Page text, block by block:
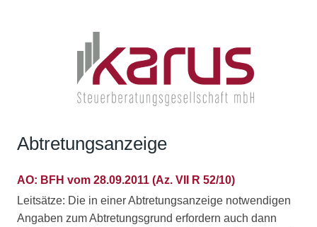
Abtretungsanzeige
AO: BFH vom 28.09.2011 (Az. VII R 52/10)
Leitsätze: Die in einer Abtretungsanzeige notwendigen
Angaben zum Abtretungsgrund erfordern auch dann